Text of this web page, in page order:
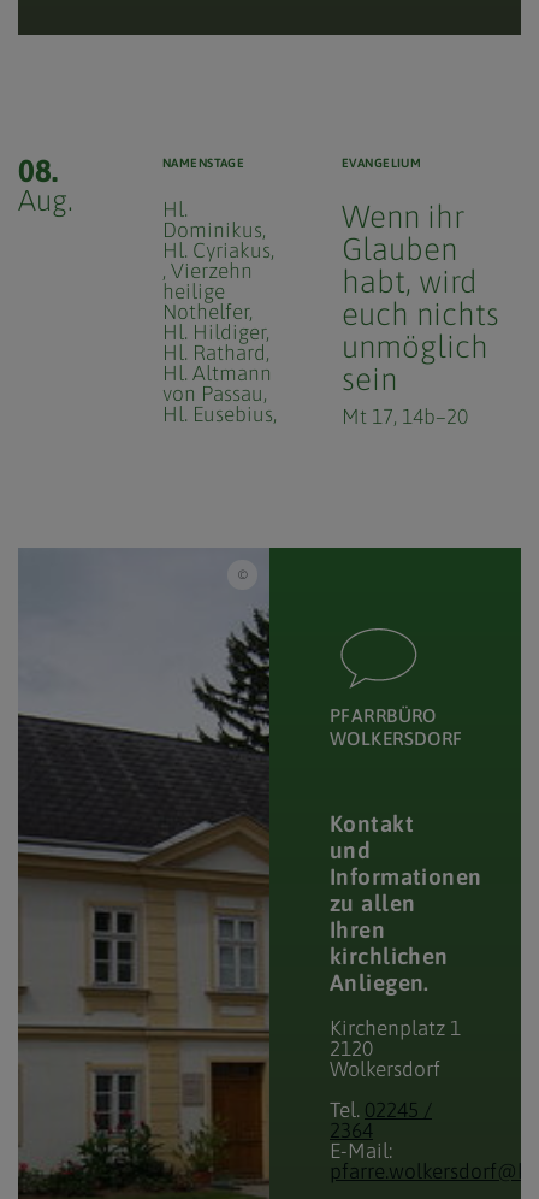
08.
Aug.
NAMENSTAGE
Hl.
Dominikus
Hl. Cyriakus
Vierzehn
heilige
Nothelfer
Hl. Hildiger
Hl. Rathard
Hl. Altmann
von Passau
Hl. Eusebius
EVANGELIUM
Wenn ihr
Glauben
habt, wird
euch nichts
unmöglich
sein
Mt 17, 14b–20
PFARRBÜRO
WOLKERSDORF
Kontakt
und
Informationen
zu allen
Ihren
kirchlichen
Anliegen.
Kirchenplatz 1
2120
Wolkersdorf
Tel. 02245 /
2364
E-Mail: